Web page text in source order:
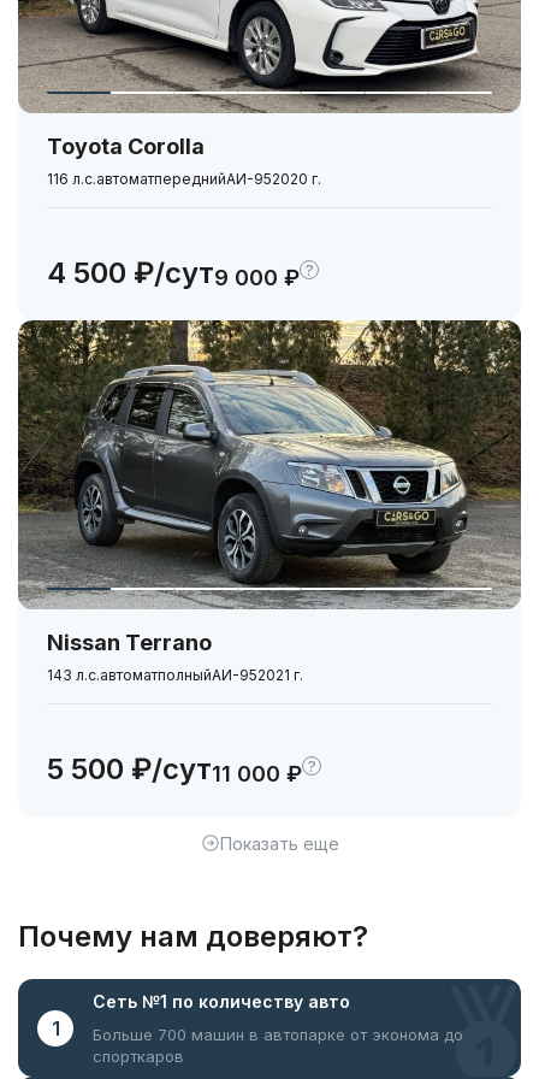
Набор автомобилиста
Toyota Corolla
116 л.с.автоматпереднийАИ-952020 г.
4 500 ₽/сут9 000 ₽ ?
Nissan Terrano
143 л.с.автоматполныйАИ-952021 г.
5 500 ₽/сут11 000 ₽ ?
Показать еще
Почему нам доверяют?
1
Сеть №1 по количеству авто
Больше 700 машин в автопарке от эконома до
спорткаров